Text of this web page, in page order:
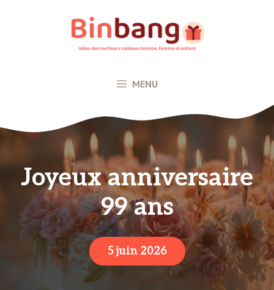
MENU
Joyeux anniversaire
99 ans
5 juin 2026